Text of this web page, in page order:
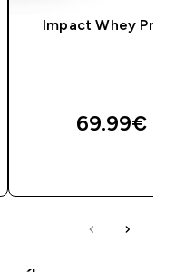
Impact Whey
69.99€‎